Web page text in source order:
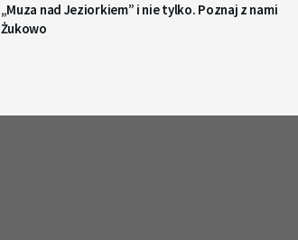
„Muza nad Jeziorkiem” i nie tylko. Poznaj z nami
Żukowo